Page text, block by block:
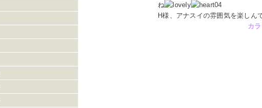
ね
H様、アナスイの雰囲気を楽しん
カ